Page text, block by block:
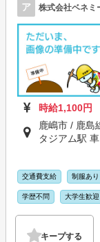
ア 株式会社ベネミ
時給1,100円
鹿嶋市 / 鹿島
タジアム駅
交通費支給 制服あり
学歴不問 大学生歓迎
キープする